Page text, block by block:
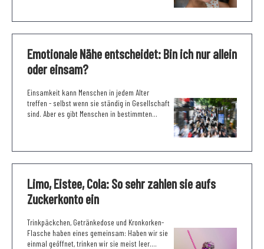
Emotionale Nähe entscheidet: Bin ich nur allein
oder einsam?
Einsamkeit kann Menschen in jedem Alter
treffen - selbst wenn sie ständig in Gesellschaft
sind. Aber es gibt Menschen in bestimmten...
Limo, Eistee, Cola: So sehr zahlen sie aufs
Zuckerkonto ein
Trinkpäckchen, Getränkedose und Kronkorken-
Flasche haben eines gemeinsam: Haben wir sie
einmal geöffnet, trinken wir sie meist leer....